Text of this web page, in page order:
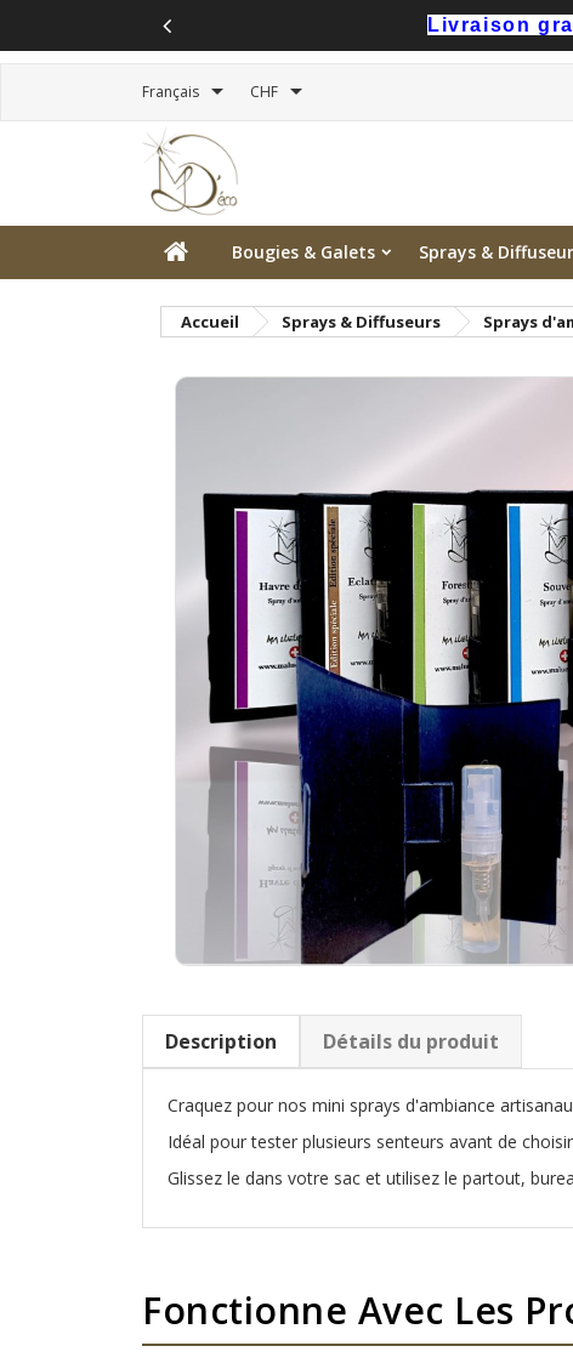
Livraison
Français  CHF 
Bougies & Galets Sprays &
Accueil Sprays & Diffuseurs Sprays
Description Détails du produit
Craquez pour nos mini sprays d'ambiance
Idéal pour tester plusieurs senteurs avant de
Glissez le dans votre sac et utilisez le partout,
Fonctionne Avec Les